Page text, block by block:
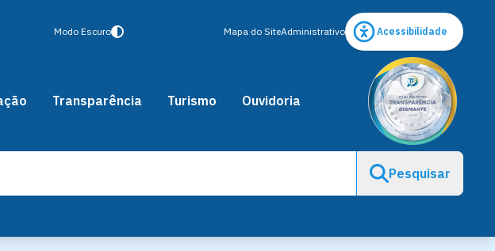
Modo Escuro Mapa do SiteAdministrativo Acessibilidade
Transparência Turismo Ouvidoria
Pesquisar